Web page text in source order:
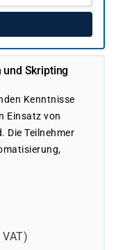
und Skripting
Kenntnisse
Einsatz von
Die Teilnehmer
VAT)